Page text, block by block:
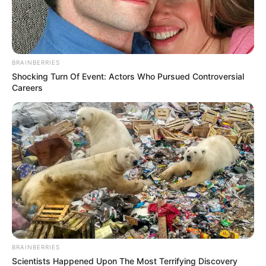
Martínez tras polémica derrota en Tokio
BRAINBERRIES
Shocking Turn Of Event: Actors Who Pursued Controversial
Careers
BRAINBERRIES
Scientists Happened Upon The Most Terrifying Discovery